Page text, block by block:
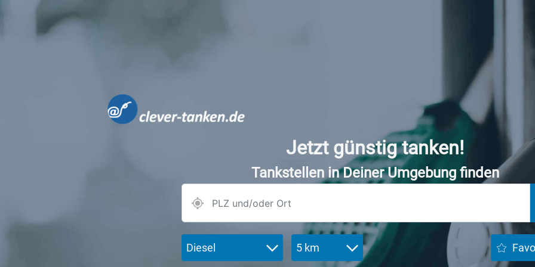
Jetzt günstig tanken!
Tankstellen in Deiner Umgebung finden
Diesel 5 km